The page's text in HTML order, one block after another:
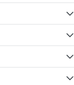
kable RCA, kable